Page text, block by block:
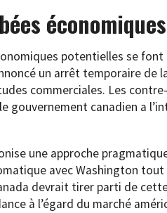
économiques
potentielles se
un arrêt temporaire de
commerciales. Les
gouvernement canadien a
une approche
avec Washington
devrait tirer parti de
à l’égard du marché